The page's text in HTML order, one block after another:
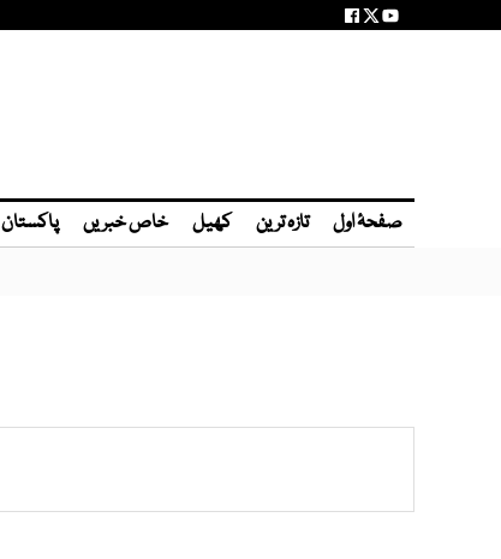
صفحۂ اول تازہ ترین کھیل خاص خبریں پاکستان